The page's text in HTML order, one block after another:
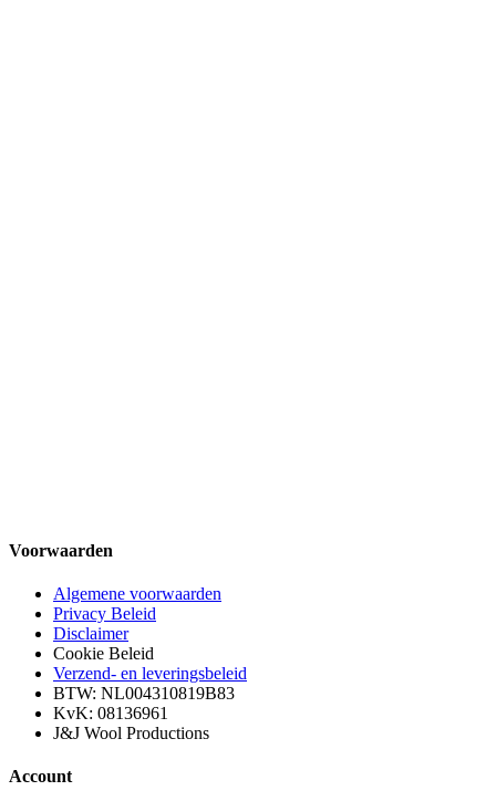
Voorwaarden
Algemene voorwaarden
Privacy Beleid
Disclaimer
Cookie Beleid
Verzend- en leveringsbeleid
BTW: NL004310819B83
KvK: 08136961
J&J Wool Productions
Account